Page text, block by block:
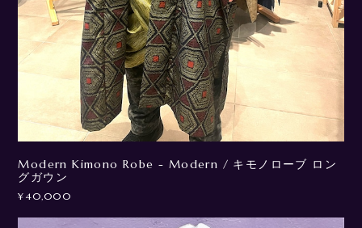
Modern Kimono Robe - Modern / キモノローブ ロン
グガウン
¥40,000